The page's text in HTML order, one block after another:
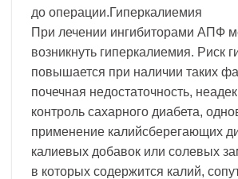
до операции.Гиперкалиемия
При лечении ингибиторами АПФ
возникнуть гиперкалиемия. Риск
повышается при наличии таких
почечная недостаточность,
контроль сахарного диабета,
применение калийсберегающих
калиевых добавок или солевых
в которых содержится калий,